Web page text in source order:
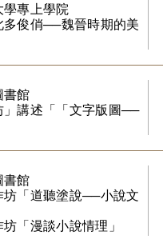
專上學院
多俊俏──魏晉時期的美
書館
」講述「「文字版圖──
書館
坊「道聽塗說──小說文
「漫談小說情理」